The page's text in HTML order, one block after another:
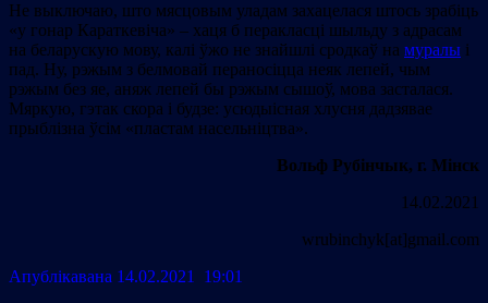
Не выключаю, што мясцовым уладам захацелася штось зрабіць
«у гонар Караткевіча» – хаця б перакласці шыльду з адрасам
на беларускую мову, калі ўжо не знайшлі сродкаў на муралы і
пад. Ну, рэжым з белмовай пераносіцца неяк лепей, чым
рэжым без яе, аняж лепей бы рэжым сышоў, мова засталася.
Мяркую, гэтак скора і будзе: усюдыісная хлусня дадзявае
прыблізна ўсім «пластам насельніцтва».
Вольф Рубінчык, г. Мінск
14.02.2021
wrubinchyk[at]gmail.com
Апублiкавана 14.02.2021 19:01